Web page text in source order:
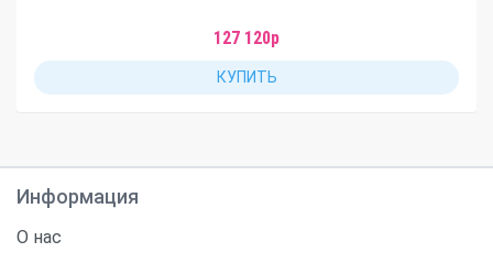
127 120р
КУПИТЬ
Информация
О нас